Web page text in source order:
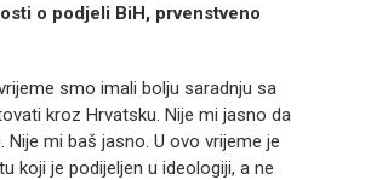
o podjeli BiH, prvenstveno
smo imali bolju saradnju sa
kroz Hrvatsku. Nije mi jasno da
mi baš jasno. U ovo vrijeme je
koji je podijeljen u ideologiji, a ne